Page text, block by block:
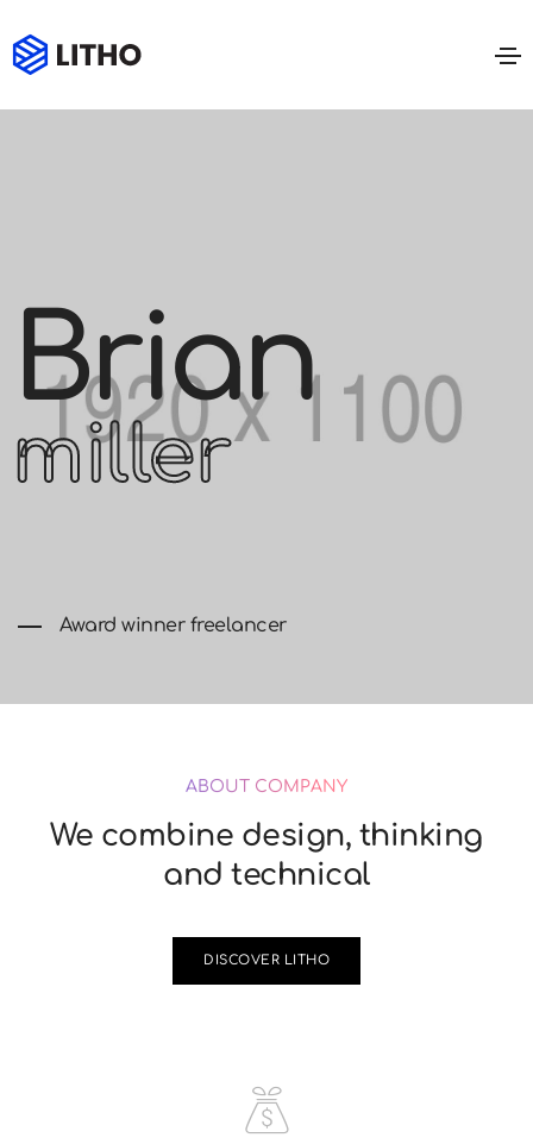
Brian
miller
Award winner freelancer
ABOUT COMPANY
We combine design, thinking
and technical
DISCOVER LITHO